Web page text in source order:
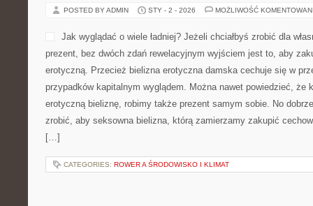
POSTED BY ADMIN STY - 2 - 2026 MOŻLIWOŚĆ
Jak wyglądać o wiele ładniej? Jeżeli chciałbyś zrobić dla
prezent, bez dwóch zdań rewelacyjnym wyjściem jest to, aby
erotyczną. Przecież bielizna erotyczna damska cechuje się w
przypadków kapitalnym wyglądem. Można nawet powiedzieć, że
erotyczną bieliznę, robimy także prezent samym sobie. No
zrobić, aby seksowna bielizna, którą zamierzamy zakupić
[…]
CATEGORIES: ROWER A ŚRODOWISKO I KLIMAT